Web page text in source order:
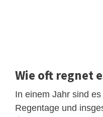
Wie oft regnet
In einem Jahr sind
Regentage und